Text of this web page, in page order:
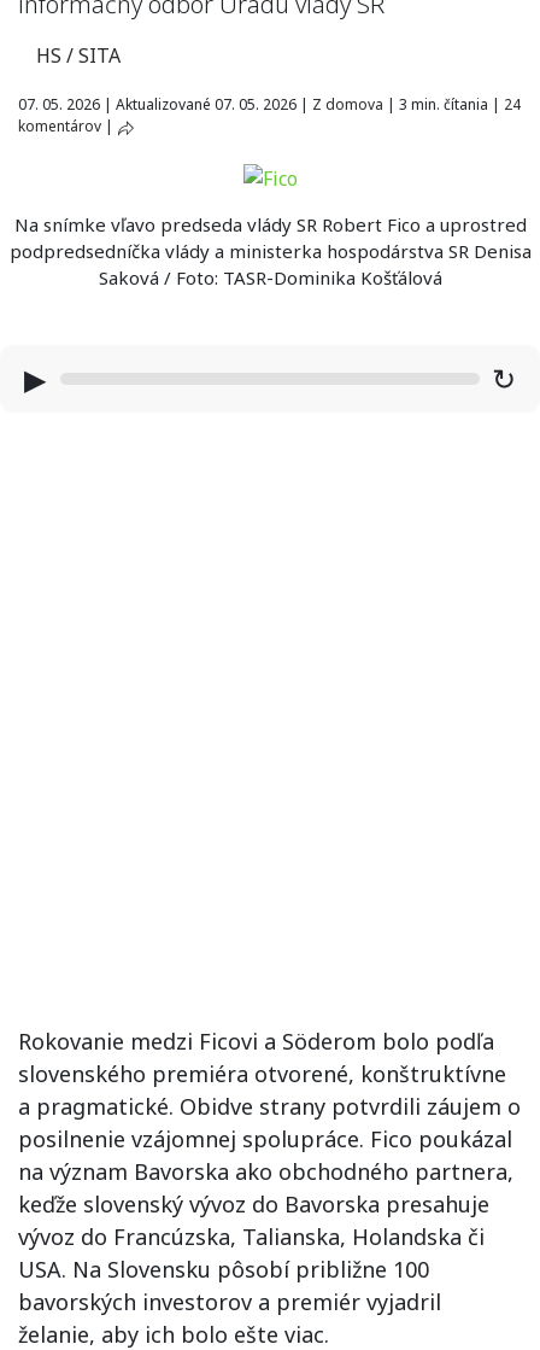
HS / SITA
07. 05. 2026 | Aktualizované 07. 05. 2026 | Z domova | 3 min. čítania | 24
komentárov |
Na snímke vľavo predseda vlády SR Robert Fico a uprostred
podpredsedníčka vlády a ministerka hospodárstva SR Denisa
Saková / Foto: TASR-Dominika Košťálová
▶ ↻
Rokovanie medzi Ficovi a Söderom bolo podľa
slovenského premiéra otvorené, konštruktívne
a pragmatické. Obidve strany potvrdili záujem o
posilnenie vzájomnej spolupráce. Fico poukázal
na význam Bavorska ako obchodného partnera,
keďže slovenský vývoz do Bavorska presahuje
vývoz do Francúzska, Talianska, Holandska či
USA. Na Slovensku pôsobí približne 100
bavorských investorov a premiér vyjadril
želanie, aby ich bolo ešte viac.